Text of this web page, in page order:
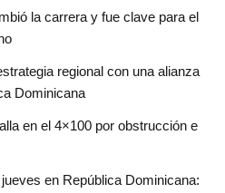
la carrera y fue clave para el
regional con una alianza
Dominicana
en el 4×100 por obstrucción e
en República Dominicana: